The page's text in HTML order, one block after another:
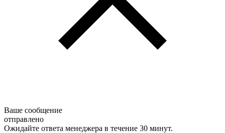
Ваше сообщение
отправлено
Ожидайте ответа менеджера в течение 30 минут.